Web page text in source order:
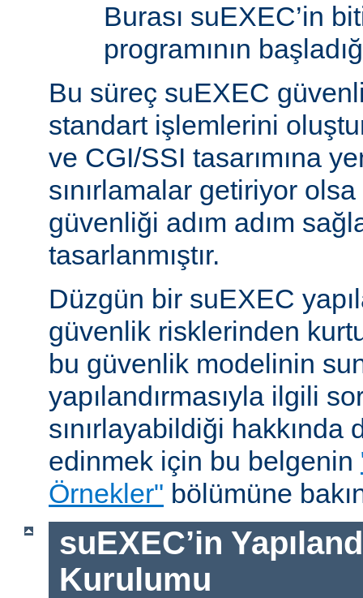
Burası suEXEC’in
programının
Bu süreç suEXEC
standart işlemlerini
ve CGI/SSI tasarımına
sınırlamalar getiriyor
güvenliği adım adım
tasarlanmıştır.
Düzgün bir suEXEC
güvenlik risklerinden
bu güvenlik modelinin
yapılandırmasıyla ilgili
sınırlayabildiği hakkında
edinmek için bu belgenin
Örnekler" bölümüne
suEXEC’in
Kurulumu